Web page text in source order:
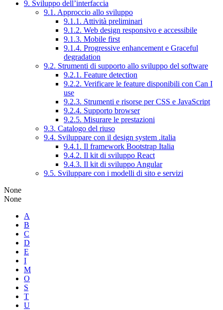
9. Sviluppo dell’interfaccia
9.1. Approccio allo sviluppo
9.1.1. Attività preliminari
9.1.2. Web design responsivo e accessibile
9.1.3. Mobile first
9.1.4. Progressive enhancement e Graceful
degradation
9.2. Strumenti di supporto allo sviluppo del software
9.2.1. Feature detection
9.2.2. Verificare le feature disponibili con Can I
use
9.2.3. Strumenti e risorse per CSS e JavaScript
9.2.4. Supporto browser
9.2.5. Misurare le prestazioni
9.3. Catalogo del riuso
9.4. Sviluppare con il design system .italia
9.4.1. Il framework Bootstrap Italia
9.4.2. Il kit di sviluppo React
9.4.3. Il kit di sviluppo Angular
9.5. Sviluppare con i modelli di sito e servizi
None
None
A
B
C
D
E
I
M
O
S
T
U